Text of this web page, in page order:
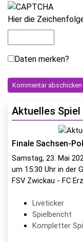
Hier die
Daten merken?
Aktuelles Spiel
Finale Sachsen-
Samstag, 23. Mai
um 15:30 Uhr in der
FSV Zwickau - FC
Liveticker
Spielbericht
Kompletter